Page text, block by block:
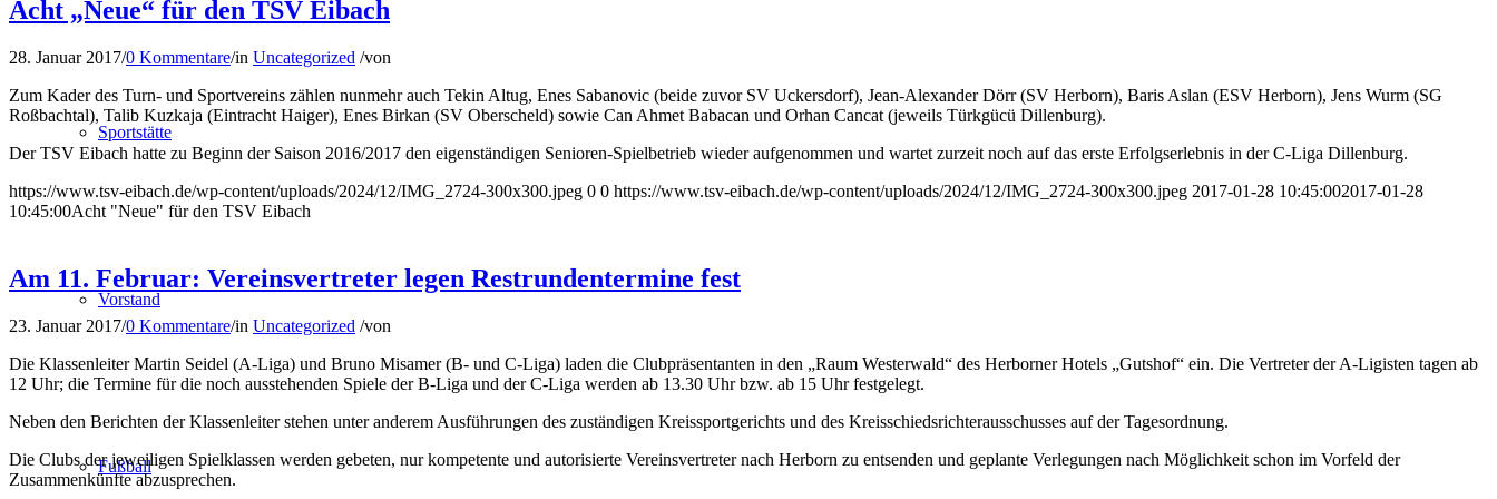
Sportstätte
Vorstand
Fußball
Acht „Neue“ für den TSV Eibach
28. Januar 2017/0 Kommentare/in Uncategorized /von
Zum Kader des Turn- und Sportvereins zählen nunmehr auch Tekin Altug, Enes Sabanovic (beide zuvor SV Uckersdorf), Jean-Alexander Dörr (SV Herborn), Baris Aslan (ESV Herborn), Jens Wurm (SG
Roßbachtal), Talib Kuzkaja (Eintracht Haiger), Enes Birkan (SV Oberscheld) sowie Can Ahmet Babacan und Orhan Cancat (jeweils Türkgücü Dillenburg).
Der TSV Eibach hatte zu Beginn der Saison 2016/2017 den eigenständigen Senioren-Spielbetrieb wieder aufgenommen und wartet zurzeit noch auf das erste Erfolgserlebnis in der C-Liga Dillenburg.
https://www.tsv-eibach.de/wp-content/uploads/2024/12/IMG_2724-300x300.jpeg 0 0 https://www.tsv-eibach.de/wp-content/uploads/2024/12/IMG_2724-300x300.jpeg 2017-01-28 10:45:002017-01-28
10:45:00Acht "Neue" für den TSV Eibach
Am 11. Februar: Vereinsvertreter legen Restrundentermine fest
23. Januar 2017/0 Kommentare/in Uncategorized /von
Die Klassenleiter Martin Seidel (A-Liga) und Bruno Misamer (B- und C-Liga) laden die Clubpräsentanten in den „Raum Westerwald“ des Herborner Hotels „Gutshof“ ein. Die Vertreter der A-Ligisten tagen ab
12 Uhr; die Termine für die noch ausstehenden Spiele der B-Liga und der C-Liga werden ab 13.30 Uhr bzw. ab 15 Uhr festgelegt.
Neben den Berichten der Klassenleiter stehen unter anderem Ausführungen des zuständigen Kreissportgerichts und des Kreisschiedsrichterausschusses auf der Tagesordnung.
Die Clubs der jeweiligen Spielklassen werden gebeten, nur kompetente und autorisierte Vereinsvertreter nach Herborn zu entsenden und geplante Verlegungen nach Möglichkeit schon im Vorfeld der
Zusammenkünfte abzusprechen.